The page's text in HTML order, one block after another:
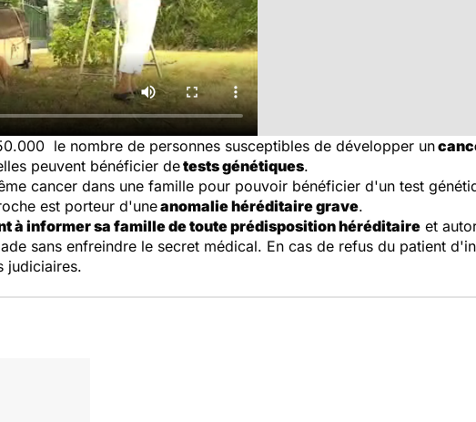
le nombre de personnes susceptibles de développer un
peuvent bénéficier detests génétiques.
cancer dans une famille pour pouvoir bénéficier d'un test
est porteur d'uneanomalie héréditaire grave.
à informer sa famille de toute prédisposition héréditaire et
sans enfreindre le secret médical. En cas de refus du patient
judiciaires.